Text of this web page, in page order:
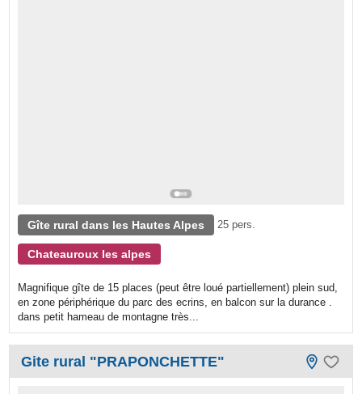
Gîte rural dans les Hautes Alpes 25 pers.
Chateauroux les alpes
Magnifique gîte de 15 places (peut être loué partiellement) plein sud,
en zone périphérique du parc des ecrins, en balcon sur la durance .
dans petit hameau de montagne très...
Gite rural "PRAPONCHETTE"